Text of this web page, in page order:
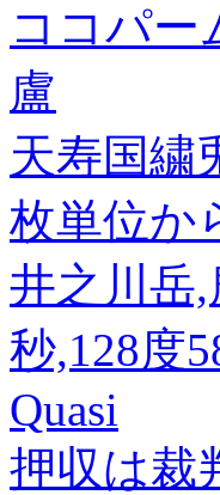
ココパー
盧
天寿国繍
枚単位か
井之川岳,
秒,128度
Quasi
押収は裁